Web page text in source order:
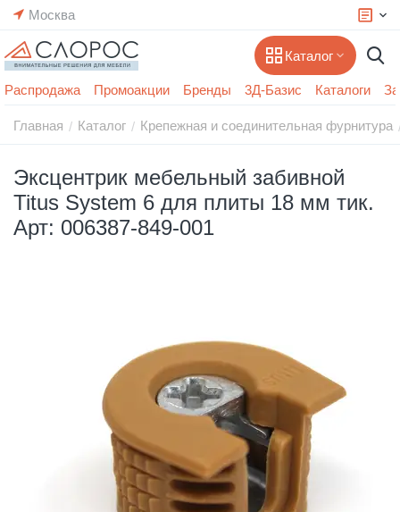
Москва
Каталог
Распродажа Промоакции Бренды 3Д-Базис Каталоги
Главная / Каталог / Крепежная и соединительная фурнитура
Эксцентрик мебельный забивной
Titus System 6 для плиты 18 мм тик.
Арт: 006387-849-001